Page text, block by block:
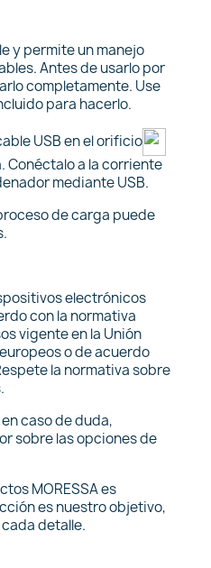
y permite un manejo
Antes de usarlo por
completamente. Use
para hacerlo.
USB en el orificio
Conéctalo a la corriente
mediante USB.
de carga puede
electrónicos
con la normativa
vigente en la Unión
o de acuerdo
la normativa sobre
caso de duda,
sobre las opciones de
MORESSA es
es nuestro objetivo,
detalle.